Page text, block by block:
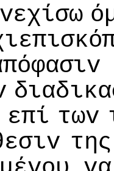
επί τωv
της